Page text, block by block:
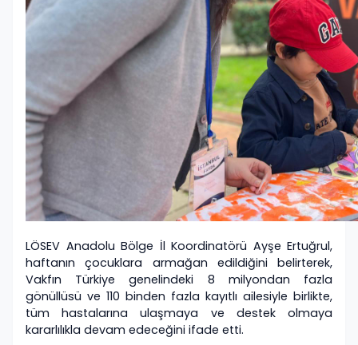
LÖSEV Anadolu Bölge İl Koordinatörü Ayşe Ertuğrul,
haftanın çocuklara armağan edildiğini belirterek,
Vakfın Türkiye genelindeki 8 milyondan fazla
gönüllüsü ve 110 binden fazla kayıtlı ailesiyle birlikte,
tüm hastalarına ulaşmaya ve destek olmaya
kararlılıkla devam edeceğini ifade etti.